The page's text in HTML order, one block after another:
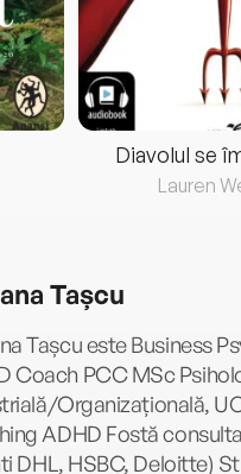
Diavolul se
Lauren
Tașcu
Tașcu este Business
Coach PCC MSc
Organizațională,
ADHD Fostă
DHL, HSBC, Deloitte)